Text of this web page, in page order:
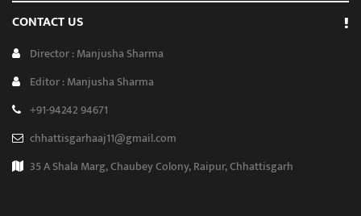
CONTACT US
Director : Manjusha Sharma
Editor : Manjusha Sharma
+91-94242 94671
chhattisgarhaaj11@gmail.com
35 A Shala Marg, Chaubey Colony, Raipur, Chhattisgarh